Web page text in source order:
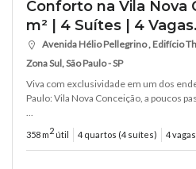
Conforto na Vila Nova
m² | 4 Suítes | 4 Vagas.
Avenida Hélio Pellegrino , Edifício
Zona Sul, São Paulo - SP
Viva com exclusividade em um dos
Paulo: Vila Nova Conceição, a poucos
...
358 m2 útil 4 quartos (4 suítes) 4 vagas